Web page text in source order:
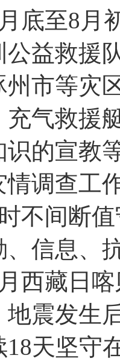
至8月初
益救援
州市等灾
气救援
识的宣教
调查工
不间断
信息、
藏日喀
地震发生
天坚守